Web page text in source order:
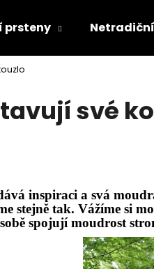
prsteny
své
inspiraci a svá
stejně tak. Vážíme si
spojují moudrost